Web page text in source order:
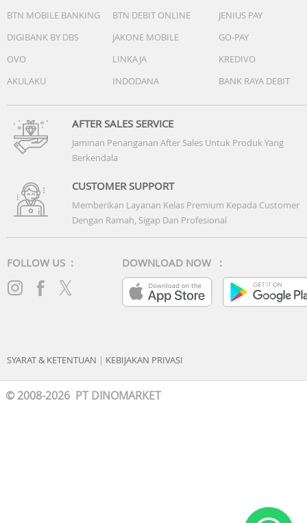
BTN MOBILE BANKING
BTN DEBIT ONLINE
JENIUS PAY
DIGIBANK BY DBS
JAKONE MOBILE
GO-PAY
OVO
LINKAJA
KREDIVO
AKULAKU
INDODANA BANK RAYA DEBIT
AFTER SALES SERVICE
Jaminan Penanganan After Sales Untuk Produk Yang
Berkendala
CUSTOMER SUPPORT
Memberikan Layanan Kelas Premium Kepada Customer
Dengan Ramah, Sigap Dan Profesional
FOLLOW US : DOWNLOAD NOW :
SYARAT & KETENTUAN | KEBIJAKAN PRIVASI
© 2008-2026 PT DINOMARKET